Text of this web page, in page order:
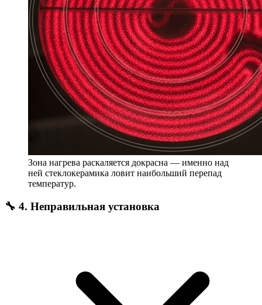
Зона нагрева раскаляется докрасна — именно над
ней стеклокерамика ловит наибольший перепад
температур.
🔧 4. Неправильная установка